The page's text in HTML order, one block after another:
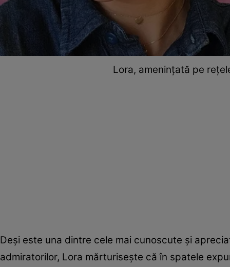
Lora, amenințată pe
Deși este una dintre cele mai cunoscute și
admiratorilor, Lora mărturisește că în spatele